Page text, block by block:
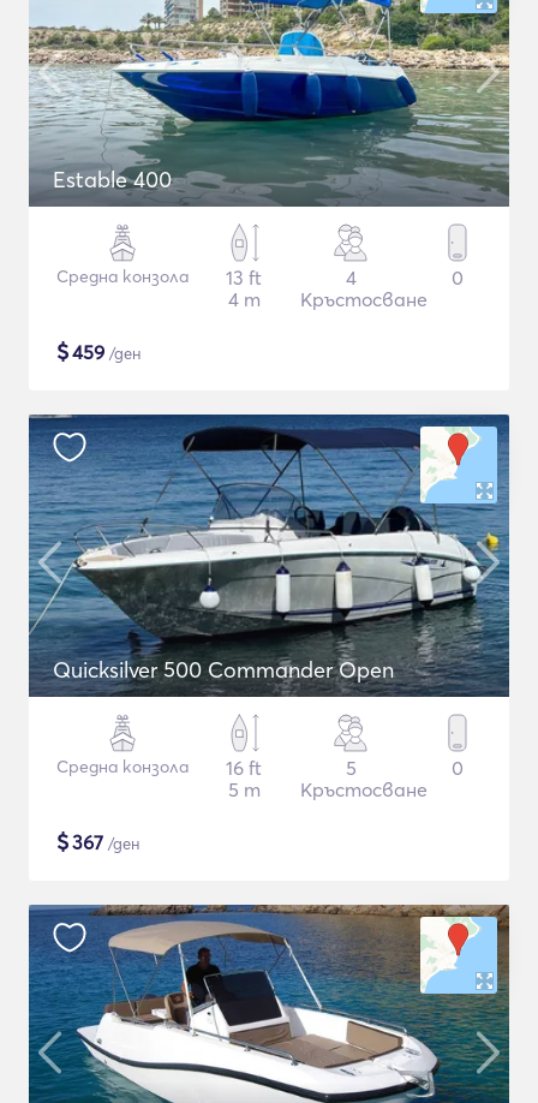
Estable 400
Средна конзола
13 ft
4 m
4
Кръстосване
0
$459 /ден
Quicksilver 500 Commander Open
Средна конзола
16 ft
5 m
5
Кръстосване
0
$367 /ден